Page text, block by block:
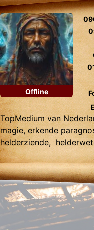
Offline
TopMedium van
magie, erkende
helderziende,
liefde, relatie vragen,
relatie hersteller,
voorspelling, foto
magie verwijdering.